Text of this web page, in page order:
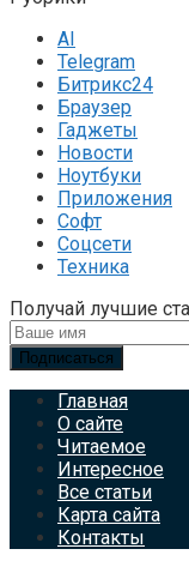
AI
Telegram
Битрикс24
Браузер
Гаджеты
Новости
Ноутбуки
Приложения
Софт
Соцсети
Техника
Получай лучшие
Подписаться
Главная
О сайте
Читаемое
Интересное
Все статьи
Карта сайта
Контакты